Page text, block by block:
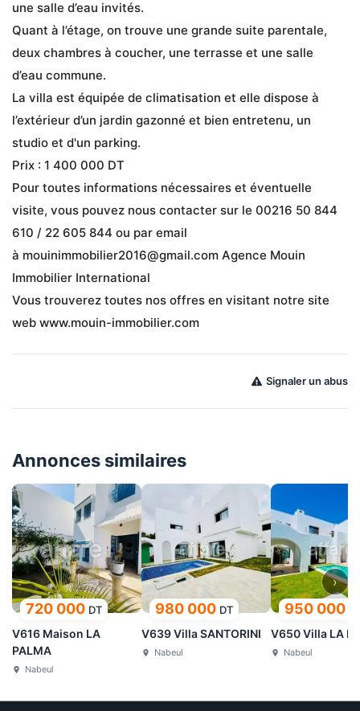
une salle d’eau invités.
Quant à l’étage, on trouve une grande suite parentale,
deux chambres à coucher, une terrasse et une salle
d’eau commune.
La villa est équipée de climatisation et elle dispose à
l’extérieur d’un jardin gazonné et bien entretenu, un
studio et d'un parking.
Prix : 1 400 000 DT
Pour toutes informations nécessaires et éventuelle
visite, vous pouvez nous contacter sur le 00216 50 844
610 / 22 605 844 ou par email
à mouinimmobilier2016@gmail.com Agence Mouin
Immobilier International
Vous trouverez toutes nos offres en visitant notre site
web www.mouin-immobilier.com
Signaler un abus
Annonces similaires
720 000 DT
V616 Maison LA
PALMA
Nabeul
980 000 DT
V639 Villa SANTORINI
Nabeul
950 000
V650 Villa LA
Nabeul
›